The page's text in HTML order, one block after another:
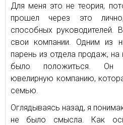
Для меня это не теория,
прошел через это
способных руководителей.
свои компании. Одним
парень из отдела продаж,
было положиться. Он
ювелирную компанию,
семью.
Оглядываясь назад, я
не было смысла. Как